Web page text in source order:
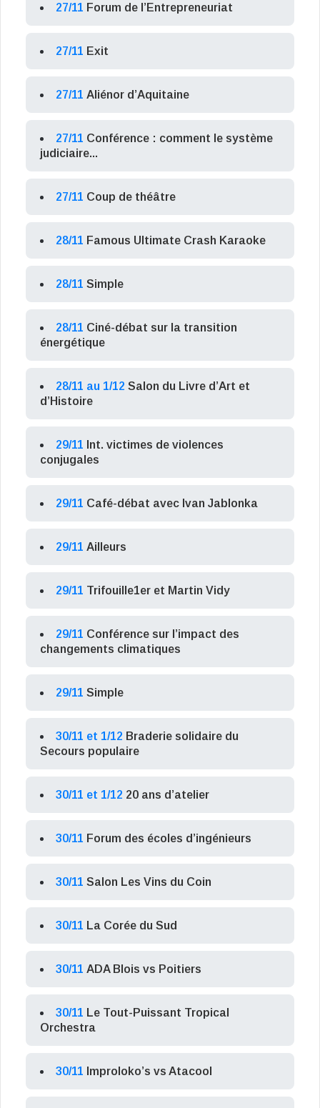
27/11 Forum de l’Entrepreneuriat
27/11 Exit
27/11 Aliénor d’Aquitaine
27/11 Conférence : comment le système
judiciaire...
27/11 Coup de théâtre
28/11 Famous Ultimate Crash Karaoke
28/11 Simple
28/11 Ciné-débat sur la transition
énergétique
28/11 au 1/12 Salon du Livre d’Art et
d’Histoire
29/11 Int. victimes de violences
conjugales
29/11 Café-débat avec Ivan Jablonka
29/11 Ailleurs
29/11 Trifouille1er et Martin Vidy
29/11 Conférence sur l’impact des
changements climatiques
29/11 Simple
30/11 et 1/12 Braderie solidaire du
Secours populaire
30/11 et 1/12 20 ans d’atelier
30/11 Forum des écoles d’ingénieurs
30/11 Salon Les Vins du Coin
30/11 La Corée du Sud
30/11 ADA Blois vs Poitiers
30/11 Le Tout-Puissant Tropical
Orchestra
30/11 Improloko’s vs Atacool